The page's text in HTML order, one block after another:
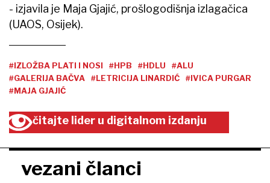
- izjavila je Maja Gjajić, prošlogodišnja izlagačica
(UAOS, Osijek).
#IZLOŽBA PLATI I NOSI #HPB #HDLU
#ALU
#GALERIJA BAČVA
#LETRICIJA LINARDIĆ
#IVICA PURGAR
#MAJA GJAJIĆ
čitajte lider u digitalnom izdanju
vezani članci